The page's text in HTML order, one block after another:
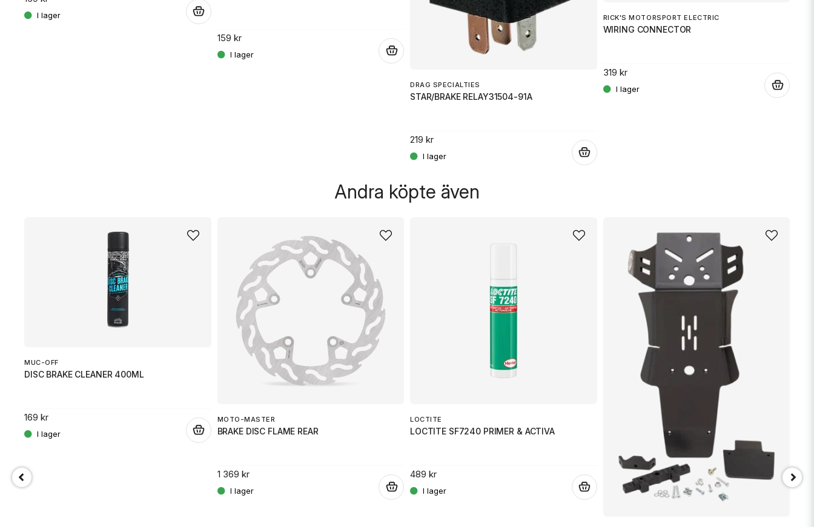
159 kr
DRAG SPECIALTIES
STAR/BRAKE RELAY31504-91A
219 kr
RICK'S MOTORSPORT ELECTRIC
WIRING CONNECTOR
319 kr
Andra köpte även
MUC-OFF
DISC BRAKE CLEANER 400ML
169 kr MOTO-MASTER
BRAKE DISC FLAME REAR
1 369 kr
LOCTITE
LOCTITE SF7240 PRIMER & ACTIVA
489 kr